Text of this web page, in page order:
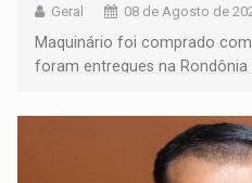
Geral 08 de Agosto de
Maquinário foi comprado
foram entregues na Rondônia